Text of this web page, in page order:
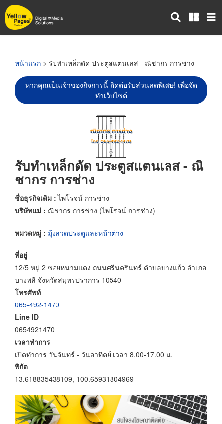
ข้าม
ไป
หน้าแรก > รับทำเหล็กดัด ประตูสแตนเลส - ณิชากร การช่าง
หากคุณเป็นเจ้าของกิจการนี้ ติดต่อรับส่วนลดพิเศษ! เพื่อจัด
ทำเว็บไซต์
รับทำเหล็กดัด ประตูสแตนเลส - ณิ
ชากร การช่าง
ชื่อธุรกิจเดิม :ไพโรจน์ การช่าง
บริษัทแม่ : ณิชากร การช่าง (ไพโรจน์ การช่าง)
หมวดหมู่ : มุ้งลวดประตูและหน้าต่าง
ที่อยู่
12/5 หมู่ 2 ซอยหนามแดง ถนนศรีนครินทร์ ตำบลบางแก้ว อำเภอ
บางพลี จังหวัดสมุทรปราการ 10540
โทรศัพท์
065-492-1470
Line ID
0654921470
เวลาทำการ
เปิดทำการ วันจันทร์ - วันอาทิตย์ เวลา 8.00-17.00 น.
พิกัด
13.618835438109, 100.65931804969